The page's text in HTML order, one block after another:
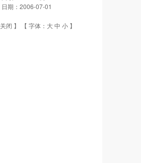
日期： 2006-07-01
关闭 】 【 字体： 大中 小 】